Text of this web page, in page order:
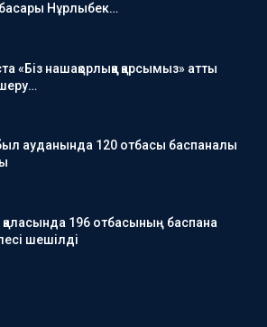
Нұрлыбек…
«Біз нашақорлыққа қарсымыз» атты
ауданында 120 отбасы баспаналы
қаласында 196 отбасының баспана
шешілді